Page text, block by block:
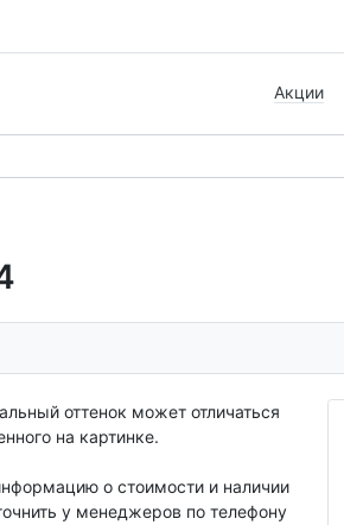
Акции
оттенок может отличаться
на картинке.
о стоимости и наличии
у менеджеров по телефону